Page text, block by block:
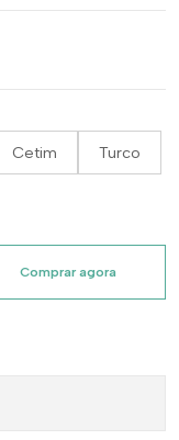
Cetim Turco
Comprar agora